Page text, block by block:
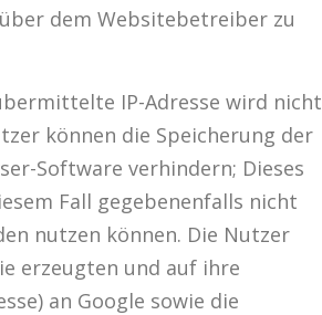
dem Websitebetreiber zu
IP-Adresse wird nicht
können die Speicherung der
Software verhindern; Dieses
Fall gegebenenfalls nicht
nutzen können. Die Nutzer
erzeugten und auf ihre
an Google sowie die